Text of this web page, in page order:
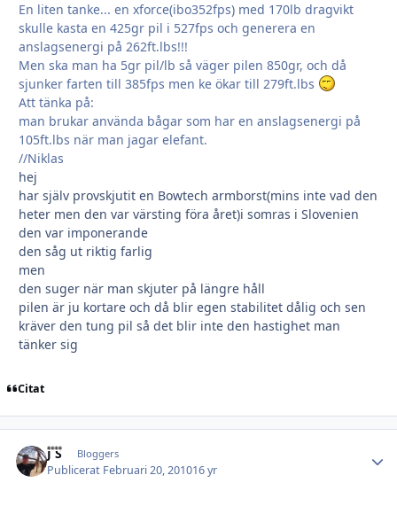
En liten tanke... en xforce(ibo352fps) med 170lb dragvikt
skulle kasta en 425gr pil i 527fps och generera en
anslagsenergi på 262ft.lbs!!!
Men ska man ha 5gr pil/lb så väger pilen 850gr, och då
sjunker farten till 385fps men ke ökar till 279ft.lbs
Att tänka på:
man brukar använda bågar som har en anslagsenergi på
105ft.lbs när man jagar elefant.
//Niklas
hej
har själv provskjutit en Bowtech armborst(mins inte vad den
heter men den var värsting föra året)i somras i Slovenien
den var imponerande
den såg ut riktig farlig
men
den suger när man skjuter på längre håll
pilen är ju kortare och då blir egen stabilitet dålig och sen
kräver den tung pil så det blir inte den hastighet man
tänker sig
Citat
J S Bloggers
Publicerat Februari 20, 201016 yr